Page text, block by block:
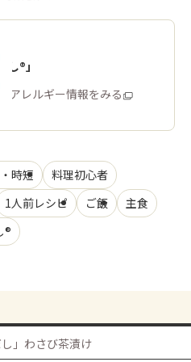
し®」
アレルギー情報をみる
時短
料理初心者
1人前レシピ ご飯
主食
®
し」わさび茶漬け